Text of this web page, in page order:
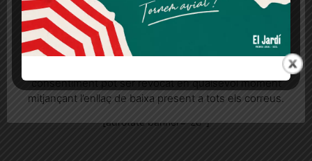
ETIQUETES aporofòbia centre assís
rosario endrinal
[adrotate banner="28"]
Quan l’usuari crea un compte al Diari el Jardí, dona el
seu consentiment explícit per rebre comunicacions
consentiment pot ser revocat en qualsevol moment
mitjançant l’enllaç de baixa present a tots els correus.